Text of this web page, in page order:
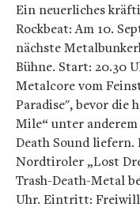
Ein neuerliches
Rockbeat: Am 10.
nächste
Bühne. Start: 20.30
Metalcore vom
Paradise", bevor die
Mile“ unter
Death Sound
Nordtiroler „Lost
Trash-Death-Metal
Uhr. Eintritt: